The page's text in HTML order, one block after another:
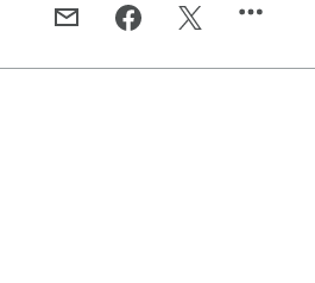
MAIL
TEILEN, TEILEN,